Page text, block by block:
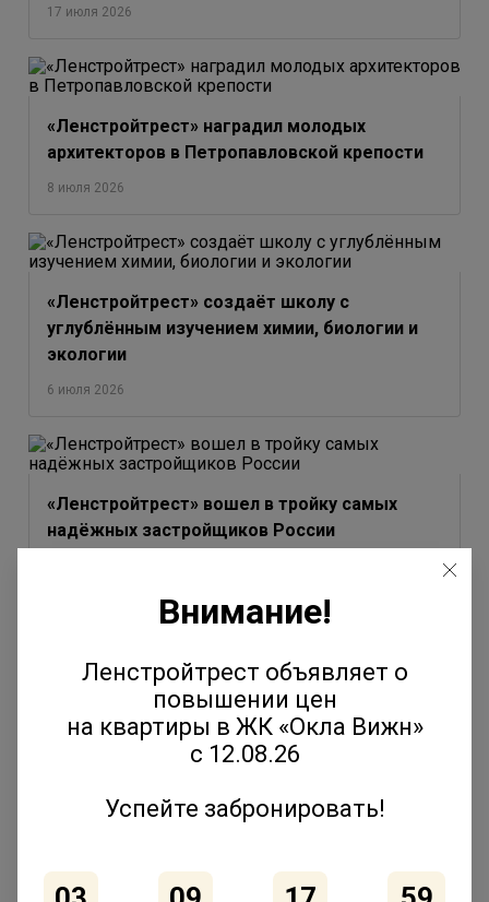
17 июля 2026
«Ленстройтрест» наградил молодых
архитекторов в Петропавловской крепости
8 июля 2026
«Ленстройтрест» создаёт школу с
углублённым изучением химии, биологии и
экологии
6 июля 2026
«Ленстройтрест» вошел в тройку самых
надёжных застройщиков России
Юлия Молчанова выступила на форуме
«Движение» с темой эволюции соседских
Внимание!
Ленстройтрест объявляет о
повышении цен
на квартиры в ЖК «Окла Вижн»
с 12.08.26
Успейте забронировать!